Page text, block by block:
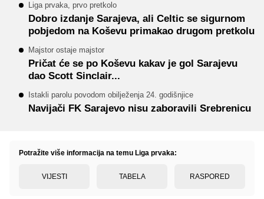
Liga prvaka, prvo pretkolo
Dobro izdanje Sarajeva, ali Celtic se sigurnom
pobjedom na Koševu primakao drugom pretkolu
Majstor ostaje majstor
Pričat će se po Koševu kakav je gol Sarajevu
dao Scott Sinclair...
Istakli parolu povodom obilježenja 24. godišnjice
Navijači FK Sarajevo nisu zaboravili Srebrenicu
Potražite više informacija na temu Liga prvaka:
VIJESTI TABELA RASPORED